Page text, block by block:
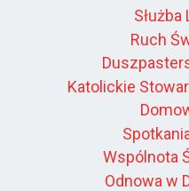
Ruch
Katolickie
Wspólnota
Odnowa w